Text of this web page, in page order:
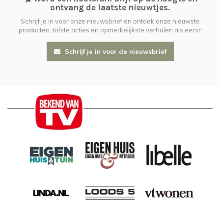
ontvang de laatste nieuwtjes.
Schrijf je in voor onze nieuwsbrief en ontdek onze nieuwste
producten, tofste acties en opmerkelijkste verhalen als eerst!
Schrijf je in voor de nieuwsbrief